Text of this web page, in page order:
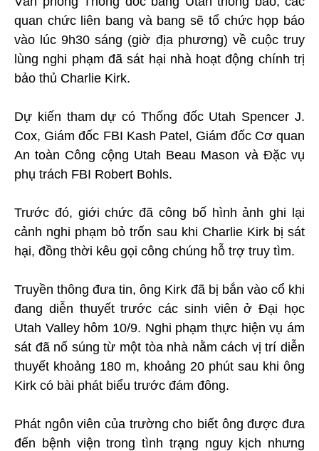
quan chức liên bang và bang sẽ tổ chức họp báo
vào lúc 9h30 sáng (giờ địa phương) về cuộc truy
lùng nghi phạm đã sát hại nhà hoạt động chính trị
bảo thủ Charlie Kirk.
Dự kiến tham dự có Thống đốc Utah Spencer J.
Cox, Giám đốc FBI Kash Patel, Giám đốc Cơ quan
An toàn Công cộng Utah Beau Mason và Đặc vụ
phụ trách FBI Robert Bohls.
Trước đó, giới chức đã công bố hình ảnh ghi lại
cảnh nghi phạm bỏ trốn sau khi Charlie Kirk bị sát
hại, đồng thời kêu gọi công chúng hỗ trợ truy tìm.
Truyền thông đưa tin, ông Kirk đã bị bắn vào cổ khi
đang diễn thuyết trước các sinh viên ở Đại học
Utah Valley hôm 10/9. Nghi phạm thực hiện vụ ám
sát đã nổ súng từ một tòa nhà nằm cách vị trí diễn
thuyết khoảng 180 m, khoảng 20 phút sau khi ông
Kirk có bài phát biểu trước đám đông.
Phát ngôn viên của trường cho biết ông được đưa
đến bệnh viện trong tình trạng nguy kịch nhưng